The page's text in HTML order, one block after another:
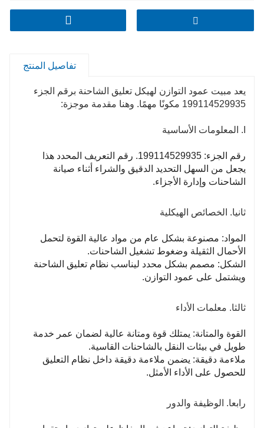
تفاصيل المنتج
يعد مبيت عمود التوازن لهيكل تعليق الشاحنة برقم الجزء
199114529935 مكونًا مهمًا. وهنا مقدمة موجزة:
رقم الجزء: 199114529935. رقم التعريف المحدد هذا
يجعل من السهل التحديد الدقيق والشراء أثناء صيانة
الشاحنات وإدارة الأجزاء.
ثانيا. الخصائص الهيكلية
المواد: مصنوعة بشكل عام من مواد عالية القوة لتحمل
الأحمال الثقيلة وضغوط تشغيل الشاحنات.
الشكل: مصمم بشكل محدد ليناسب نظام تعليق الشاحنة
ويشتمل على عمود التوازن.
ثالثا. معلمات الأداء
القوة والمتانة: يمتلك قوة ومتانة عالية لضمان عمر خدمة
طويل في بيئات النقل بالشاحنات القاسية.
ملاءمة دقيقة: يضمن ملاءمة دقيقة داخل نظام التعليق
للحصول على الأداء الأمثل.
رابعا. الوظيفة والدور